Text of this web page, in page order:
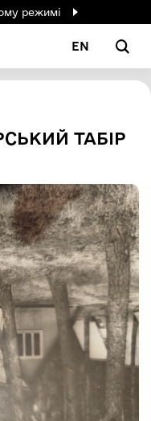
режимі
EN
ТАБІР